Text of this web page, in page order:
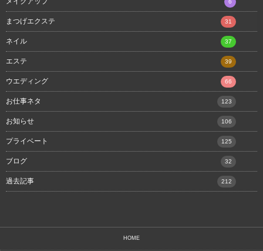
6
まつげエクステ 31
ネイル 37
エステ 39
ウエディング 66
お仕事ネタ 123
お知らせ 106
プライベート 125
ブログ 32
過去記事 212
HOME